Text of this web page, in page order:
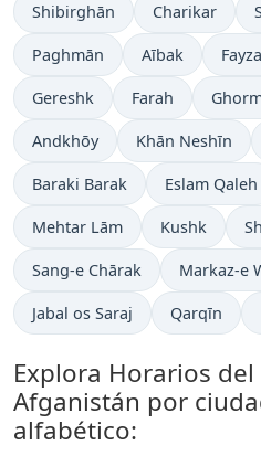
Shibirghān Charikar
Paghmān Aībak
Gereshk Farah
Andkhōy Khān Neshīn
Baraki Barak Eslam Qaleh
Mehtar Lām Kushk
Sang-e Chārak Markaz-e
Jabal os Saraj Qarqīn
Explora Horarios
Afganistán por
alfabético: